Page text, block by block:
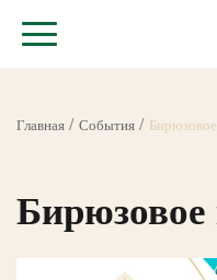
Главная События